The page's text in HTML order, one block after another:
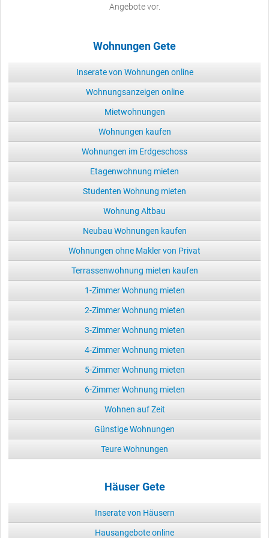
Angebote vor.
Wohnungen Gete
Inserate von Wohnungen online
Wohnungsanzeigen online
Mietwohnungen
Wohnungen kaufen
Wohnungen im Erdgeschoss
Etagenwohnung mieten
Studenten Wohnung mieten
Wohnung Altbau
Neubau Wohnungen kaufen
Wohnungen ohne Makler von Privat
Terrassenwohnung mieten kaufen
1-Zimmer Wohnung mieten
2-Zimmer Wohnung mieten
3-Zimmer Wohnung mieten
4-Zimmer Wohnung mieten
5-Zimmer Wohnung mieten
6-Zimmer Wohnung mieten
Wohnen auf Zeit
Günstige Wohnungen
Teure Wohnungen
Häuser Gete
Inserate von Häusern
Hausangebote online